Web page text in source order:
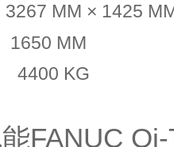
3267 MM × 1425
1650 MM
4400 KG
FANUC Oi-